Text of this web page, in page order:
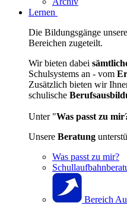
Lernen
Die Bildungsgänge
Bereichen zugeteilt.
Wir bieten dabei
Schulsystems an - vom
Zusätzlich bieten wir
schulische
Unter "Was passt zu
Unsere Beratung
Was passt zu mir?
Bereich